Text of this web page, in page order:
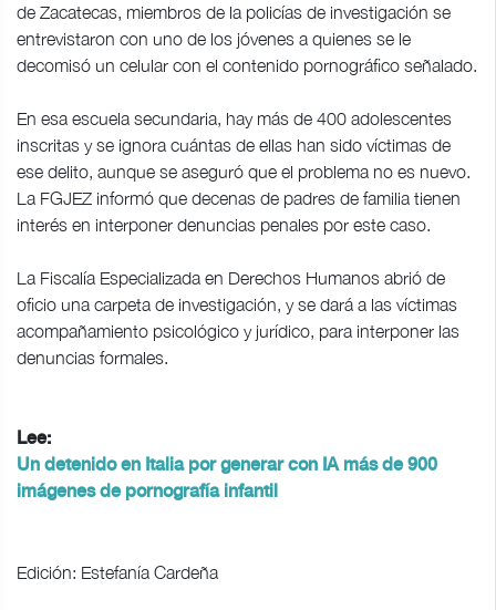
de Zacatecas, miembros de la policías de investigación se
entrevistaron con uno de los jóvenes a quienes se le
decomisó un celular con el contenido pornográfico señalado.
En esa escuela secundaria, hay más de 400 adolescentes
inscritas y se ignora cuántas de ellas han sido víctimas de
ese delito, aunque se aseguró que el problema no es nuevo.
La FGJEZ informó que decenas de padres de familia tienen
interés en interponer denuncias penales por este caso.
La Fiscalía Especializada en Derechos Humanos abrió de
oficio una carpeta de investigación, y se dará a las víctimas
acompañamiento psicológico y jurídico, para interponer las
denuncias formales.
Lee:
Un detenido en Italia por generar con IA más de 900
imágenes de pornografía infantil
Edición: Estefanía Cardeña